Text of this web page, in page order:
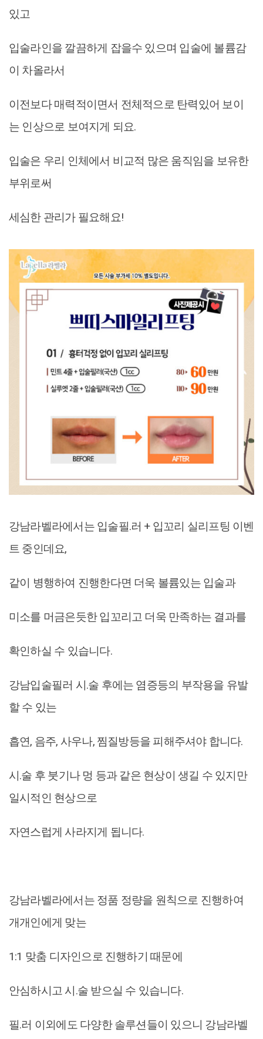
있고
입술라인을 깔끔하게 잡을수 있으며 입술에 볼륨감
이 차올라서
이전보다 매력적이면서 전체적으로 탄력있어 보이
는 인상으로 보여지게 되요.
입술은 우리 인체에서 비교적 많은 움직임을 보유한
부위로써
세심한 관리가 필요해요!
강남라벨라에서는 입술필.러 + 입꼬리 실리프팅 이벤
트 중인데요,
같이 병행하여 진행한다면 더욱 볼륨있는 입술과
미소를 머금은듯한 입꼬리고 더욱 만족하는 결과를
확인하실 수 있습니다.
강남입술필러 시.술 후에는 염증등의 부작용을 유발
할 수 있는
흡연, 음주, 사우나, 찜질방등을 피해주셔야 합니다.
시.술 후 붓기나 멍 등과 같은 현상이 생길 수 있지만
일시적인 현상으로
자연스럽게 사라지게 됩니다.
강남라벨라에서는 정품 정량을 원칙으로 진행하여
개개인에게 맞는
1:1 맞춤 디자인으로 진행하기 때문에
안심하시고 시.술 받으실 수 있습니다.
필.러 이외에도 다양한 솔루션들이 있으니 강남라벨